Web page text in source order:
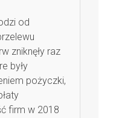
od
zniknęły raz
były
pożyczki,
firm w 2018